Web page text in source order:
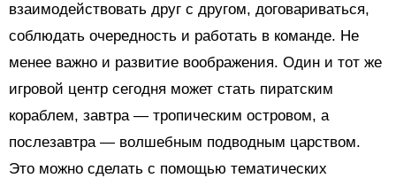
взаимодействовать друг с другом, договариваться,
соблюдать очередность и работать в команде. Не
менее важно и развитие воображения. Один и тот же
игровой центр сегодня может стать пиратским
кораблем, завтра — тропическим островом, а
послезавтра — волшебным подводным царством.
Это можно сделать с помощью тематических